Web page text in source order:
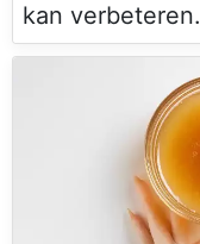
kan verbeteren.